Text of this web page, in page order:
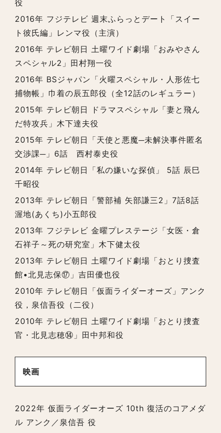
役
2016年 フジテレビ 週末ふらっとデート「スイー
ト彼氏編」レンマ役（主演）
2016年 テレビ朝日 土曜ワイド劇場「おみやさん
スペシャル2」田村翔一役
2016年 BSジャパン「火曜スペシャル・人形佐七
捕物帳」巾着の辰五郎役（全12話のレギュラー）
2015年 テレビ朝日 ドラマスペシャル「妻と飛ん
だ特攻兵」木下達夫役
2015年 テレビ朝日「天使と悪魔─未解決事件匿名
交渉課─」6話 西村泰史役
2014年 テレビ朝日「私の嫌いな探偵」 5話 辰巳
千昭役
2013年 テレビ朝日「警部補 矢部謙三2」7話8話
渥地(あくち)小五郎役
2013年 フジテレビ 金曜プレステージ「女医・倉
石祥子～死の研究室」木下健太役
2013年 テレビ朝日 土曜ワイド劇場「おとり捜査
館•北見志保⑰」吉田優也役
2010年 テレビ朝日「仮面ライダーオーズ」アンク
役，泉信吾役（二役）
2010年 テレビ朝日 土曜ワイド劇場「おとり捜査
官・北見志穂⑭」田中邦和役
映画
2022年 仮面ライダーオーズ 10th 復活のコアメダ
ル アンク／泉信吾 役